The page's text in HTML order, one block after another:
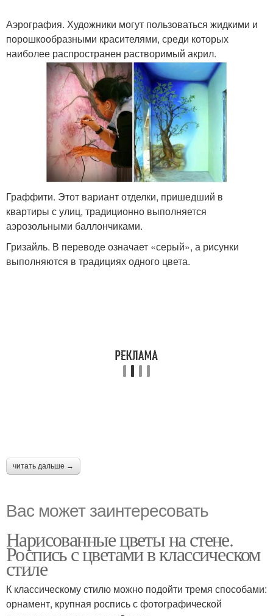
Аэрография. Художники могут пользоваться жидкими и
порошкообразными красителями, среди которых
наиболее распространен растворимый акрил.
Граффити. Этот вариант отделки, пришедший в
квартиры с улиц, традиционно выполняется
аэрозольными баллончиками.
Гризайль. В переводе означает «серый», а рисунки
выполняются в традициях одного цвета.
читать дальше →
Вас может заинтересовать
Нарисованные цветы на стене.
Роспись с цветами в классическом
стиле
К классическому стилю можно подойти тремя способами:
орнамент, крупная роспись с фотографической